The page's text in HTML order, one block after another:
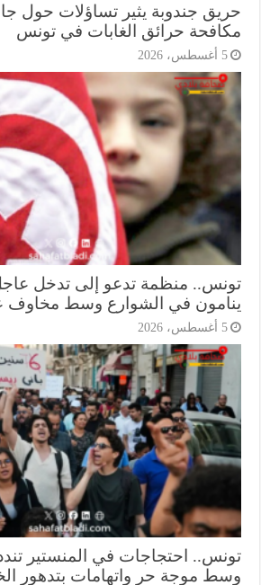
جندوبة يثير تساؤلات حول
حرائق الغابات في تونس
منظمة تدعو إلى تدخل عاجل
في الشوارع وسط مخاوف على
احتجاجات في المنستير تندد
موجة حر واتهامات بتدهور